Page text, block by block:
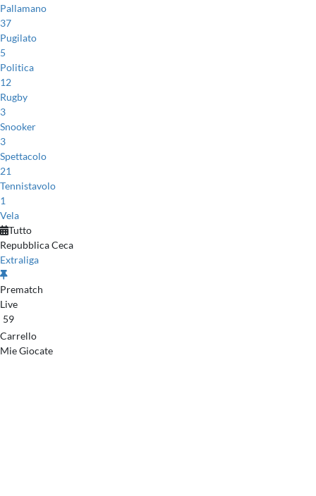
Pallamano
37
Pugilato
5
Politica
12
Rugby
3
Snooker
3
Spettacolo
21
Tennistavolo
1
Vela
Tutto
Repubblica Ceca
Extraliga
Prematch
Live
59
Carrello
Mie Giocate